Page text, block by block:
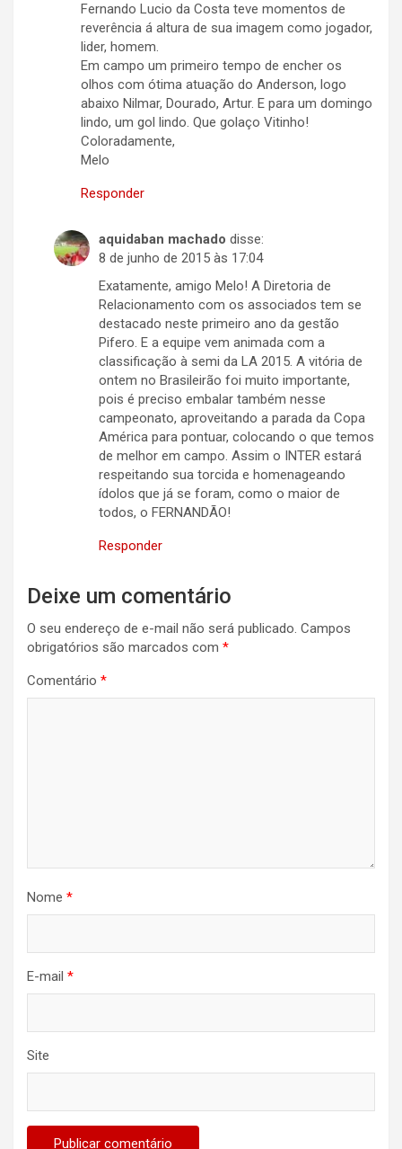
Fernando Lucio da Costa teve momentos de
reverência á altura de sua imagem como jogador,
lider, homem.
Em campo um primeiro tempo de encher os
olhos com ótima atuação do Anderson, logo
abaixo Nilmar, Dourado, Artur. E para um domingo
lindo, um gol lindo. Que golaço Vitinho!
Coloradamente,
Melo
Responder
aquidaban machado disse:
8 de junho de 2015 às 17:04
Exatamente, amigo Melo! A Diretoria de
Relacionamento com os associados tem se
destacado neste primeiro ano da gestão
Pifero. E a equipe vem animada com a
classificação à semi da LA 2015. A vitória de
ontem no Brasileirão foi muito importante,
pois é preciso embalar também nesse
campeonato, aproveitando a parada da Copa
América para pontuar, colocando o que temos
de melhor em campo. Assim o INTER estará
respeitando sua torcida e homenageando
ídolos que já se foram, como o maior de
todos, o FERNANDÃO!
Responder
Deixe um comentário
O seu endereço de e-mail não será publicado. Campos
obrigatórios são marcados com *
Comentário *
Nome *
E-mail *
Site